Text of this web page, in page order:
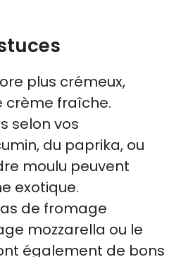
plus crémeux,
crème fraîche.
selon vos
du paprika, ou
moulu peuvent
exotique.
de fromage
mozzarella ou le
également de bons